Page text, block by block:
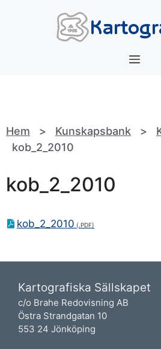
Meny
Hem > Kunskapsbank >
kob_2_2010
kob_2_2010
kob_2_2010
Kartografiska Sällskapet
c/o Brahe Redovisning AB
Östra Strandgatan 10
553 24 Jönköping